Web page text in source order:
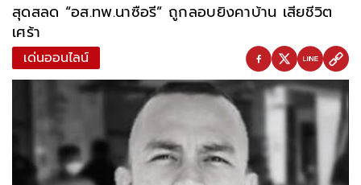
สุดสลด “อส.ทพ.นาซือรี” ถูกลอบยิงคาบ้าน เสียชีวิต
เศร้า
เด่นออนไลน์